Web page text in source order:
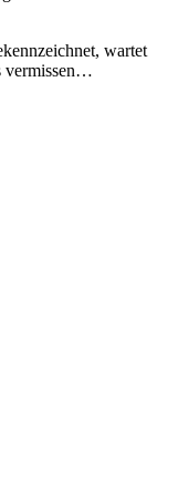
wartet
vermissen…